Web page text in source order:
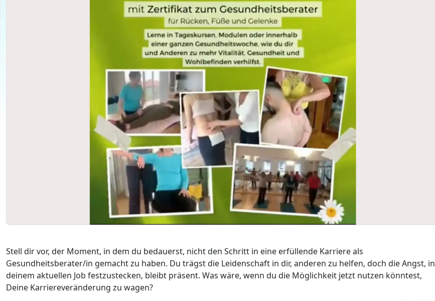
Stell dir vor, der Moment, in dem du bedauerst, nicht den Schritt in eine erfüllende Karriere als
Gesundheitsberater/in gemacht zu haben. Du trägst die Leidenschaft in dir, anderen zu helfen, doch die Angst, in
deinem aktuellen Job festzustecken, bleibt präsent. Was wäre, wenn du die Möglichkeit jetzt nutzen könntest,
Deine Karriereveränderung zu wagen?